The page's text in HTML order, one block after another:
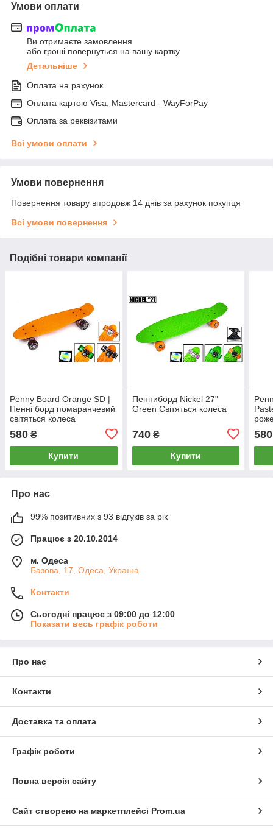
Умови оплати
Ви отримаєте замовлення
або гроші повернуться на вашу картку
Детальніше
Оплата на рахунок
Оплата картою Visa, Mastercard - WayForPay
Оплата за реквізитами
Всі умови оплати
Умови повернення
Повернення товару впродовж 14 днів за рахунок покупця
Всі умови повернення
Подібні товари компанії
Penny Board Orange SD |
Пенні борд помаранчевий
світяться колеса
(1996208152)
580 ₴
Купити
Пенниборд Nickel 27"
Green Світяться колеса
740₴
Купити
580
Про нас
99% позитивних з 93 відгуків за рік
Працює з 20.10.2014
м. Одеса
Базова, 17, Одеса, Україна
Контакти
Сьогодні працює з 09:00 до 12:00
Показати весь графік роботи
Про нас
Контакти
Доставка та оплата
Графік роботи
Повна версія сайту
Сайт створено на маркетплейсі Prom.ua